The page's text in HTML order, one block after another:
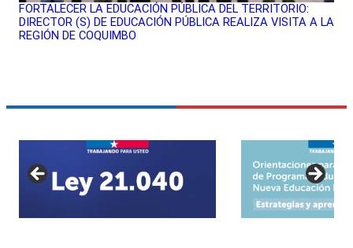
FORTALECER LA EDUCACIÓN PÚBLICA DEL TERRITORIO:
DIRECTOR (S) DE EDUCACIÓN PÚBLICA REALIZA VISITA A LA
REGIÓN DE COQUIMBO